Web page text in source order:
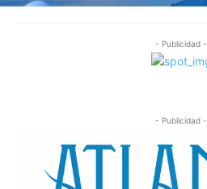
- Publicidad -
- Publicidad -